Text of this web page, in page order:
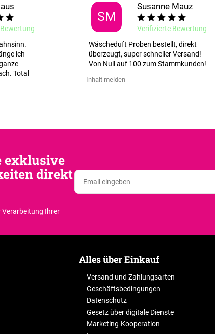
d
L
i
ich
Total
SM
Susanne Mauz
Verifizierte Bewertung
Wäscheduft Proben bestellt, direkt
überzeugt, super schneller Versand!
Von Null auf 100 zum Stammkunden!
Inhalt melden
exklusive
direkt
Verarbeitung Ihrer
Alles über Einkauf
Versand und Zahlungsarten
Geschäftsbedingungen
Datenschutz
Gesetz über digitale Dienste
Marketing-Kooperation